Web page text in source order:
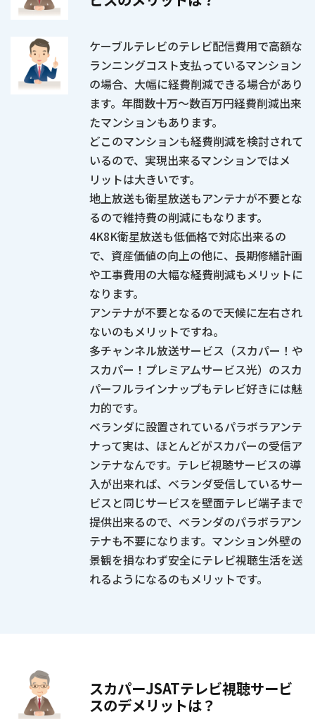
ケーブルテレビのテレビ配信費用で高額な
ランニングコスト支払っているマンション
の場合、大幅に経費削減できる場合があり
ます。年間数十万～数百万円経費削減出来
たマンションもあります。
どこのマンションも経費削減を検討されて
いるので、実現出来るマンションではメ
リットは大きいです。
地上放送も衛星放送もアンテナが不要とな
るので維持費の削減にもなります。
4K8K衛星放送も低価格で対応出来るの
で、資産価値の向上の他に、長期修繕計画
や工事費用の大幅な経費削減もメリットに
なります。
アンテナが不要となるので天候に左右され
ないのもメリットですね。
多チャンネル放送サービス（スカパー！や
スカパー！プレミアムサービス光）のスカ
パーフルラインナップもテレビ好きには魅
力的です。
ベランダに設置されているパラボラアンテ
ナって実は、ほとんどがスカパーの受信ア
ンテナなんです。テレビ視聴サービスの導
入が出来れば、ベランダ受信しているサー
ビスと同じサービスを壁面テレビ端子まで
提供出来るので、ベランダのパラボラアン
テナも不要になります。マンション外壁の
景観を損なわず安全にテレビ視聴生活を送
れるようになるのもメリットです。
スカパーJSATテレビ視聴サービ
スのデメリットは？